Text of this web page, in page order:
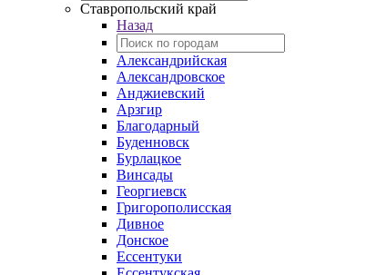
Ставропольский край
Назад
Александрийская
Александровское
Анджиевский
Арзгир
Благодарный
Буденновск
Бурлацкое
Винсады
Георгиевск
Григорополисская
Дивное
Донское
Ессентуки